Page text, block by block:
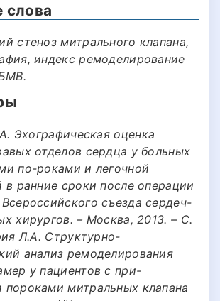
слова
стеноз митрального клапана,
индекс ремоделирование
Эхографическая оценка
отделов сердца у больных
по-роками и легочной
в ранние сроки после операции
съезда сердеч-
хирургов. – Москва, 2013. – С.
Л.А. Структурно-
анализ ремоделирования
у пациентов с при-
пороками митральных клапана